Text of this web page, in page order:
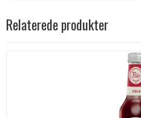
Relaterede produkter